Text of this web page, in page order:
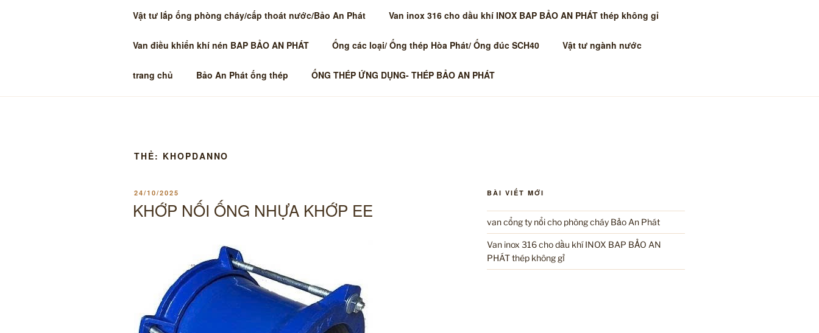
Vật tư lắp ống phòng cháy/cấp thoát nước/Bảo An Phát Van inox 316 cho dầu khí INOX BAP BẢO AN PHÁT thép không gỉ
Van điều khiển khí nén BAP BẢO AN PHÁT Ống các loại/ Ống thép Hòa Phát/ Ống đúc SCH40 Vật tư ngành nước
trang chủ Bảo An Phát ống thép ỐNG THÉP ỨNG DỤNG- THÉP BẢO AN PHÁT
THẺ: KHOPDANNO
ĐĂNG
TRONG
24/10/2025
KHỚP NỐI ỐNG NHỰA KHỚP EE
BÀI VIẾT MỚI
van cổng ty nổi cho phòng cháy Bảo An Phát
Van inox 316 cho dầu khí INOX BAP BẢO AN
PHÁT thép không gỉ